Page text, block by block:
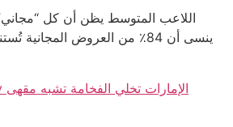
اللاعب المتوسط يظن أن كل